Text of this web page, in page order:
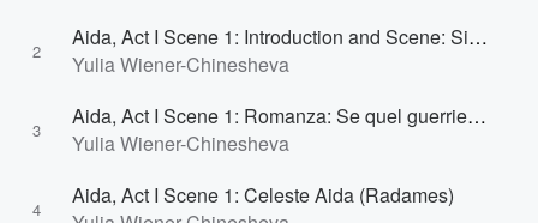
2
Aida, Act I Scene 1: Introduction and Scene: Si, Corre voce che l'Etiope ardisca (Ramfis, Radames)
Yulia Wiener-Chinesheva
3
Aida, Act I Scene 1: Romanza: Se quel guerriero io fossi!
Yulia Wiener-Chinesheva
4
Aida, Act I Scene 1: Celeste Aida (Radames)